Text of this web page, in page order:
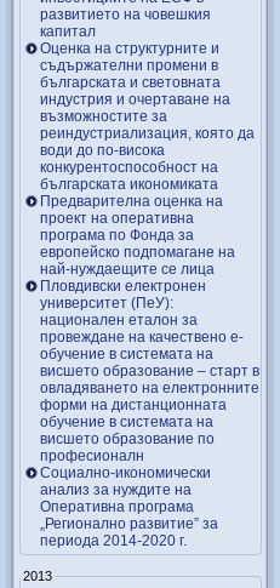
развитието на човешкия
капитал
Оценка на структурните и
съдържателни промени в
българската и световната
индустрия и очертаване на
възможностите за
реиндустриализация, която да
води до по-висока
конкурентоспособност на
българската икономиката
Предварителна оценка на
проект на оперативна
програма по Фонда за
европейско подпомагане на
най-нуждаещите се лица
Пловдивски електронен
университет (ПеУ):
национален еталон за
провеждане на качествено е-
обучение в системата на
висшето образование – старт в
овладяването на електронните
форми на дистанционната
обучение в системата на
висшето образование по
професионалн
Социално-икономически
анализ за нуждите на
Оперативна програма
„Регионално развитие” за
периода 2014-2020 г.
2013